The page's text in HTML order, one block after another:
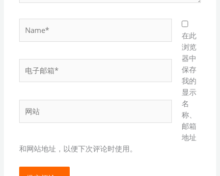
子
箱
站
在此
浏览
器中
保存
我的
显示
名
称、
邮箱
地址
和网站地址，以便下次评论时使用。